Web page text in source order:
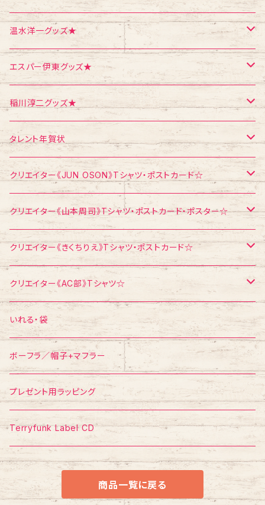
ポスター
クリスマス
お面
飛び出すカード
メモ帳
シール
メモ帳
CD
Tシャツ
ポストカード
温水洋一グッズ★
ポスター
ポストカード
エスパー伊東グッズ★
Tシャツ
ポストカード
メモ帳
稲川淳二グッズ★
Tシャツ
ポストカード
タレント年賀状
江頭2：50
稲川淳二
浅見千代子
エスパー伊東
クリエイター《JUN OSON》Tシャツ・ポストカード☆
Tシャツ
ポストカード
クリエイター《山本周司》Tシャツ・ポストカード・ポスター☆
Tシャツ
ポストカード
ポスター
クリエイター《きくちりえ》Tシャツ・ポストカード☆
Tシャツ
ポストカード
クリエイター《AC部》Tシャツ☆
Tシャツ
いれる・袋
ボーフラ／帽子+マフラー
プレゼント用ラッピング
Terryfunk Label CD
商品一覧に戻る